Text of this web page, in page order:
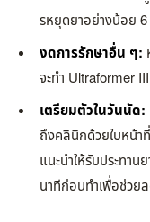
รหยุดยาอย่างน้อย
งดการรักษาอื่น ๆ:
จะทำ Ultraformer
เตรียมตัวในวันนัด:
ถึงคลินิกด้วยใบหน้า
แนะนำให้รับประทา
นาทีก่อนทำเพื่อช่วย